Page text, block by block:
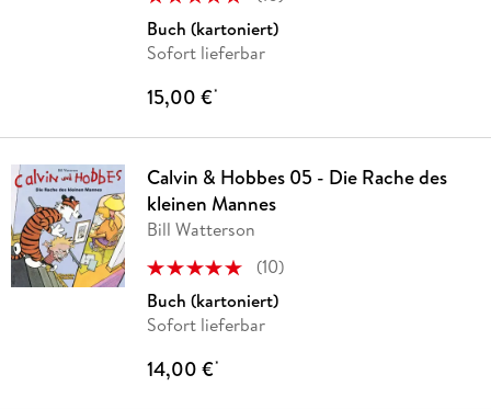
Buch (kartoniert)
Sofort lieferbar
15,00 €*
Calvin & Hobbes 05 - Die Rache des
kleinen Mannes
Bill Watterson
(10)
Buch (kartoniert)
Sofort lieferbar
14,00 €*